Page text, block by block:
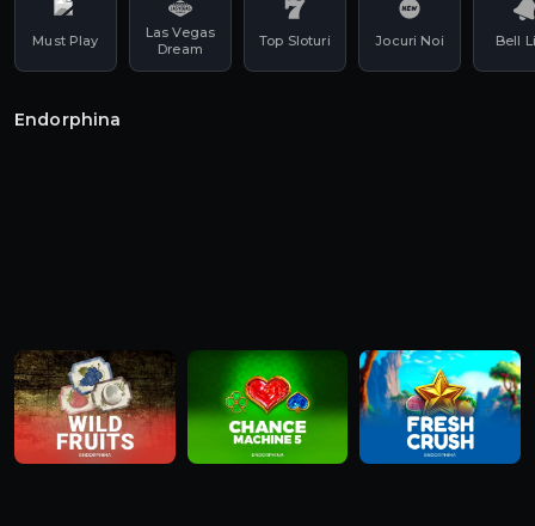
NOU! 555 Rotiri Fără
Depunere
Must Play
Las Vegas
Dream
Top Sloturi Jocuri Noi Bell
Endorphina